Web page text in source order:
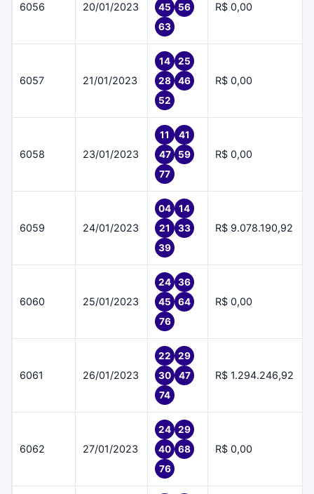
6056 20/01/2023
45
56
63
R$ 0,00
6057 21/01/2023
14
25
28
46
52
R$ 0,00
6058 23/01/2023
11
41
47
59
77
R$ 0,00
6059 24/01/2023
04
14
21
33
39
R$ 9.078.190,92
6060 25/01/2023
24
36
45
64
76
R$ 0,00
6061 26/01/2023
22
29
30
47
74
R$ 1.294.246,92
6062 27/01/2023
24
29
40
68
76
R$ 0,00